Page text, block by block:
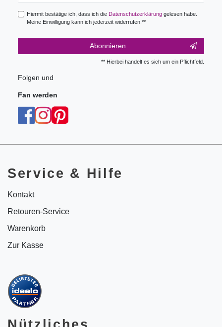
Hiermit bestätige ich, dass ich die Daten­schutz­erklärunggelesen habe.
Meine Einwilligung kann ich jederzeit widerrufen.**
Abonnieren
** Hierbei handelt es sich um ein Pflichtfeld.
Folgen und
Fan werden
Service & Hilfe
Kontakt
Retouren-Service
Warenkorb
Zur Kasse